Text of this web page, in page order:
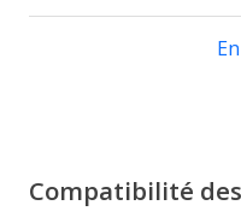
Compatibilité